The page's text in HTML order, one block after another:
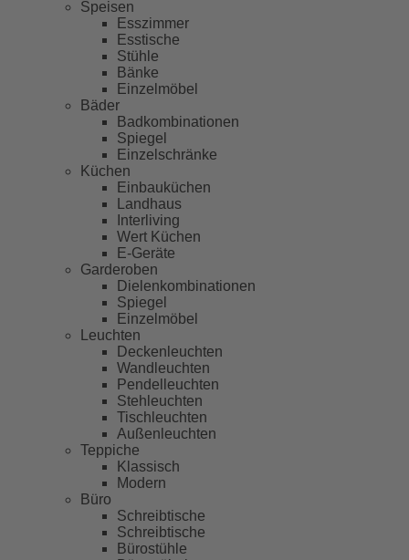
Speisen
Esszimmer
Esstische
Stühle
Bänke
Einzelmöbel
Bäder
Badkombinationen
Spiegel
Einzelschränke
Küchen
Einbauküchen
Landhaus
Interliving
Wert Küchen
E-Geräte
Garderoben
Dielenkombinationen
Spiegel
Einzelmöbel
Leuchten
Deckenleuchten
Wandleuchten
Pendelleuchten
Stehleuchten
Tischleuchten
Außenleuchten
Teppiche
Klassisch
Modern
Büro
Schreibtische
Schreibtische
Bürostühle